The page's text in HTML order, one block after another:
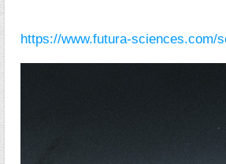
https://www.futura-sciences.com/